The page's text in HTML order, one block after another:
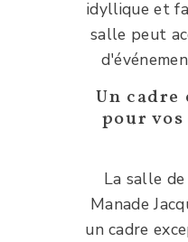
idyllique et
salle peut
Un
pour
La salle
Manade
un cadre